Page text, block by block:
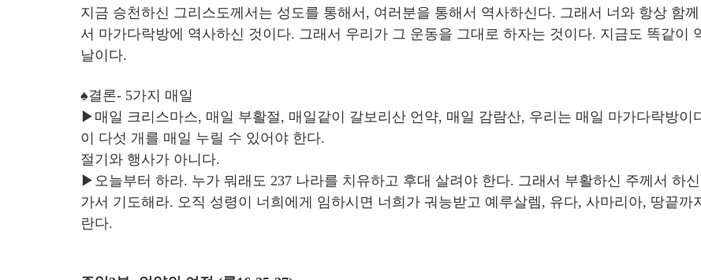
지금 승천하신 그리스도께서는 성도를 통해서, 여러분을 통해서 역사하신다. 그래서 너와 항상 함께
서 마가다락방에 역사하신 것이다. 그래서 우리가 그 운동을 그대로 하자는 것이다. 지금도 똑같이
날이다.
♠결론- 5가지 매일
▶매일 크리스마스, 매일 부활절, 매일같이 갈보리산 언약, 매일 감람산, 우리는 매일 마가다락방이
이 다섯 개를 매일 누릴 수 있어야 한다.
절기와 행사가 아니다.
▶오늘부터 하라. 누가 뭐래도 237 나라를 치유하고 후대 살려야 한다. 그래서 부활하신 주께서 하
가서 기도해라. 오직 성령이 너희에게 임하시면 너희가 궈능받고 예루살렘, 유다, 사마리아, 땅끝
란다.